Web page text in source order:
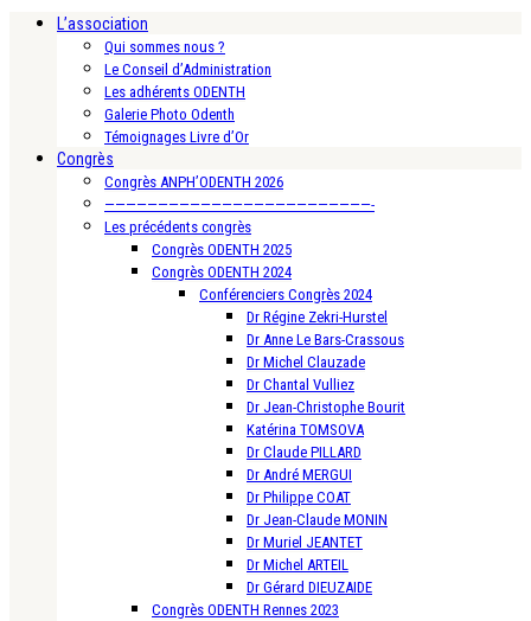
L’association
Qui sommes nous ?
Le Conseil d’Administration
Les adhérents ODENTH
Galerie Photo Odenth
Témoignages Livre d’Or
Congrès
Congrès ANPH’ODENTH 2026
—————————————————————————-
Les précédents congrès
Congrès ODENTH 2025
Congrès ODENTH 2024
Conférenciers Congrès 2024
Dr Régine Zekri-Hurstel
Dr Anne Le Bars-Crassous
Dr Michel Clauzade
Dr Chantal Vulliez
Dr Jean-Christophe Bourit
Katérina TOMSOVA
Dr Claude PILLARD
Dr André MERGUI
Dr Philippe COAT
Dr Jean-Claude MONIN
Dr Muriel JEANTET
Dr Michel ARTEIL
Dr Gérard DIEUZAIDE
Congrès ODENTH Rennes 2023